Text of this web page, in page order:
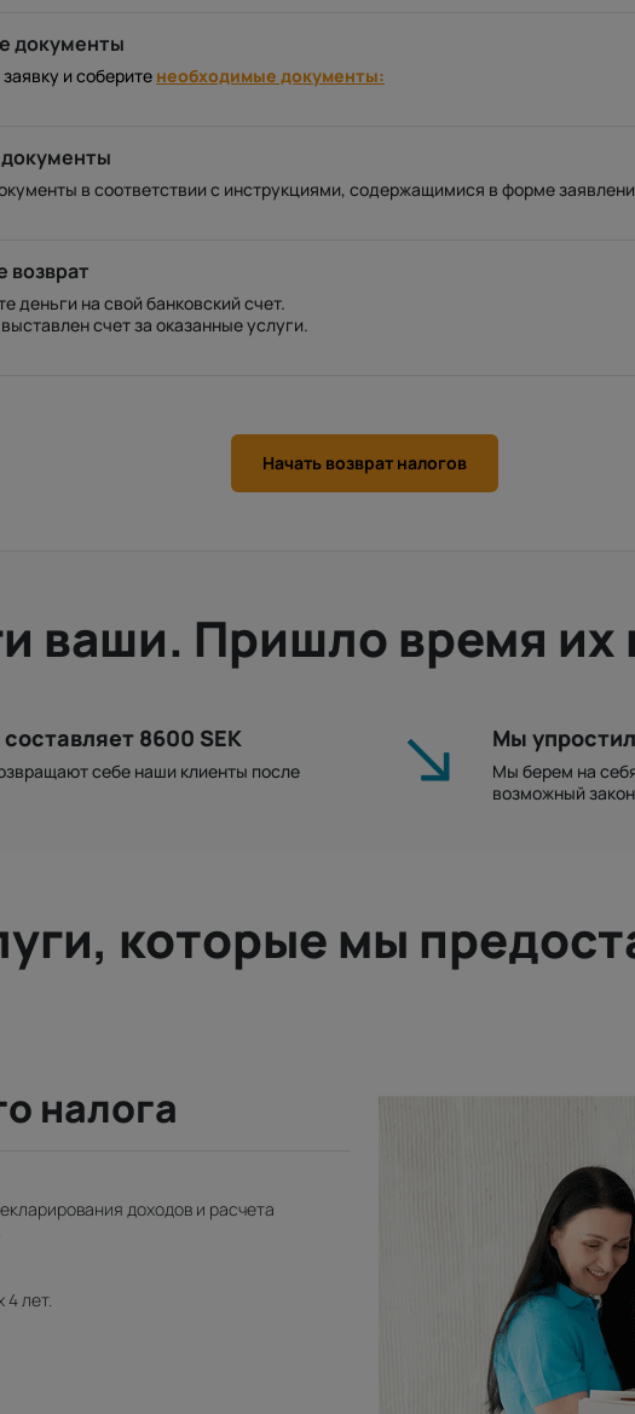
документы
и соберите необходимые документы:
в соответствии с инструкциями, содержащимися в форме
возврат
деньги на свой банковский счет.
счет за оказанные услуги.
Начать возврат налогов
ваши. Пришло время их
8600 SEK
себе наши клиенты после
Мы
Мы берем на
возможный
которые мы
налога
доходов и расчета
лет.